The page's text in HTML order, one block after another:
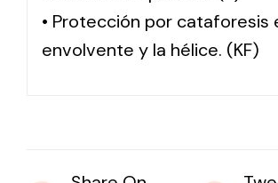
• Protección por cataforesis
envolvente y la hélice. (KF)